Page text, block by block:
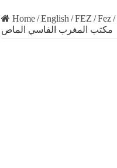
Home/English /FEZ /Fez/
مكتب المغرب الفاسي الماص